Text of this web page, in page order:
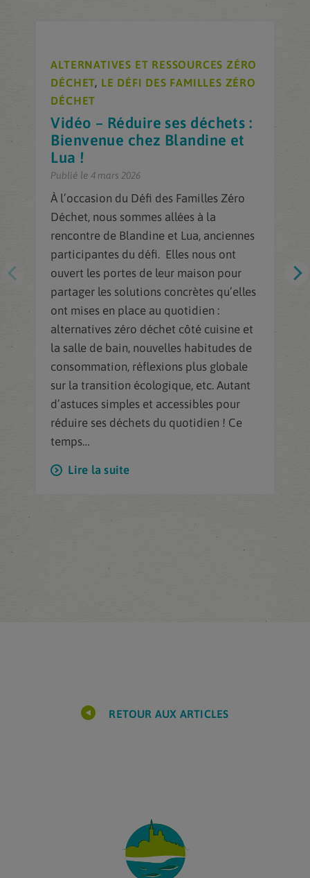
ALTERNATIVES ET RESSOURCES ZÉRO
DÉCHET, LE DÉFI DES FAMILLES ZÉRO
DÉCHET
Vidéo – Réduire ses déchets :
Bienvenue chez Blandine et
Lua !
Publié le 4 mars 2026
À l’occasion du Défi des Familles Zéro
Déchet, nous sommes allées à la
rencontre de Blandine et Lua, anciennes
participantes du défi. Elles nous ont
ouvert les portes de leur maison pour
partager les solutions concrètes qu’elles
ont mises en place au quotidien :
alternatives zéro déchet côté cuisine et
la salle de bain, nouvelles habitudes de
consommation, réflexions plus globale
sur la transition écologique, etc. Autant
d’astuces simples et accessibles pour
réduire ses déchets du quotidien ! Ce
temps…
Lire la suite
RETOUR AUX ARTICLES